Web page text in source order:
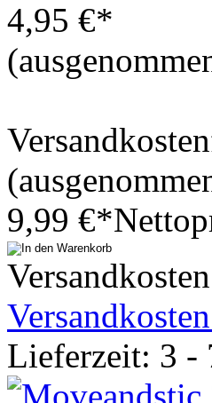
4,95 €*
9,99 €*
Lieferzeit: 3 -